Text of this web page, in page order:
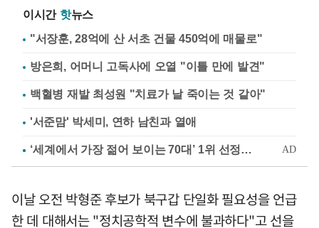
이시간 핫뉴스
"서장훈, 28억에 산 서초 건물 450억에 매물로"
방은희, 어머니 고독사에 오열 "이틀 만에 발견"
백혈병 재발 최성원 "치료가 날 죽이는 것 같아"
'서준맘' 박세미, 연하 남친과 열애
이날 오전 박형준 후보가 북구갑 단일화 필요성을 언급
한 데 대해서는 "정치공학적 변수에 불과하다"고 선을